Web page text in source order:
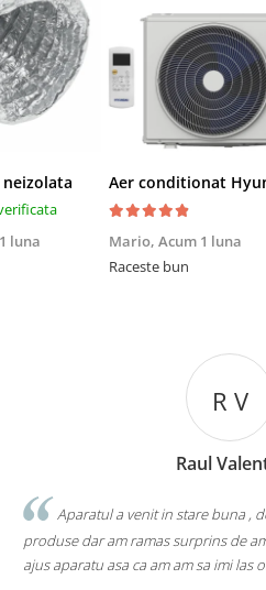
luna
Mario, Acum 1 luna
Raceste bun
venit in stare buna , deobicei nu las
ramas surprins de amabilitate si cat de
ca am am sa imi las onestitatea